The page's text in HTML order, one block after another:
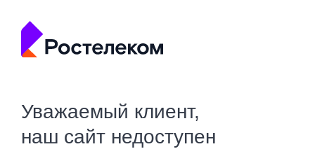
Уважаемый клиент,
наш сайт недоступен